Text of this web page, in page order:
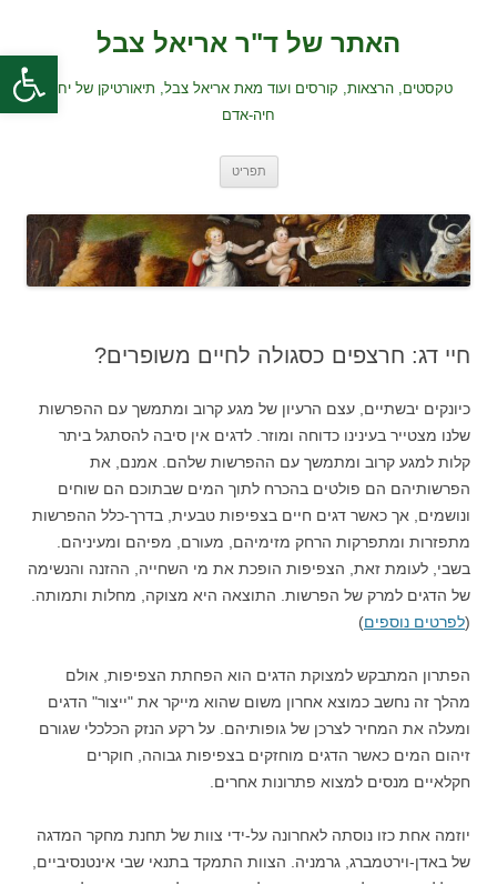
פתח
האתר של ד"ר אריאל צבל
טקסטים, הרצאות, קורסים ועוד מאת אריאל צבל, תיאורטיקן של יחסי
חיה-אדם
תפריט
חיי דג: חרצפים כסגולה לחיים משופרים?
כיונקים יבשתיים, עצם הרעיון של מגע קרוב ומתמשך עם ההפרשות
שלנו מצטייר בעינינו כדוחה ומוזר. לדגים אין סיבה להסתגל ביתר
קלות למגע קרוב ומתמשך עם ההפרשות שלהם. אמנם, את
הפרשותיהם הם פולטים בהכרח לתוך המים שבתוכם הם שוחים
ונושמים, אך כאשר דגים חיים בצפיפות טבעית, בדרך-כלל ההפרשות
מתפזרות ומתפרקות הרחק מזימיהם, מעורם, מפיהם ומעיניהם.
בשבי, לעומת זאת, הצפיפות הופכת את מי השחייה, ההזנה והנשימה
של הדגים למרק של הפרשות. התוצאה היא מצוקה, מחלות ותמותה.
(לפרטים נוספים)
הפתרון המתבקש למצוקת הדגים הוא הפחתת הצפיפות, אולם
מהלך זה נחשב כמוצא אחרון משום שהוא מייקר את "ייצור" הדגים
ומעלה את המחיר לצרכן של גופותיהם. על רקע הנזק הכלכלי שגורם
זיהום המים כאשר הדגים מוחזקים בצפיפות גבוהה, חוקרים
חקלאיים מנסים למצוא פתרונות אחרים.
יוזמה אחת כזו נוסתה לאחרונה על-ידי צוות של תחנת מחקר המדגה
של באדן-וירטמברג, גרמניה. הצוות התמקד בתנאי שבי אינטנסיביים,